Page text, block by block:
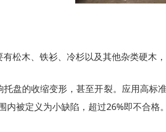
松木、铁衫、冷杉以及其他杂类硬木
盘的收缩变形，甚至开裂。应用高
被定义为小缺陷，超过26%即不合格。